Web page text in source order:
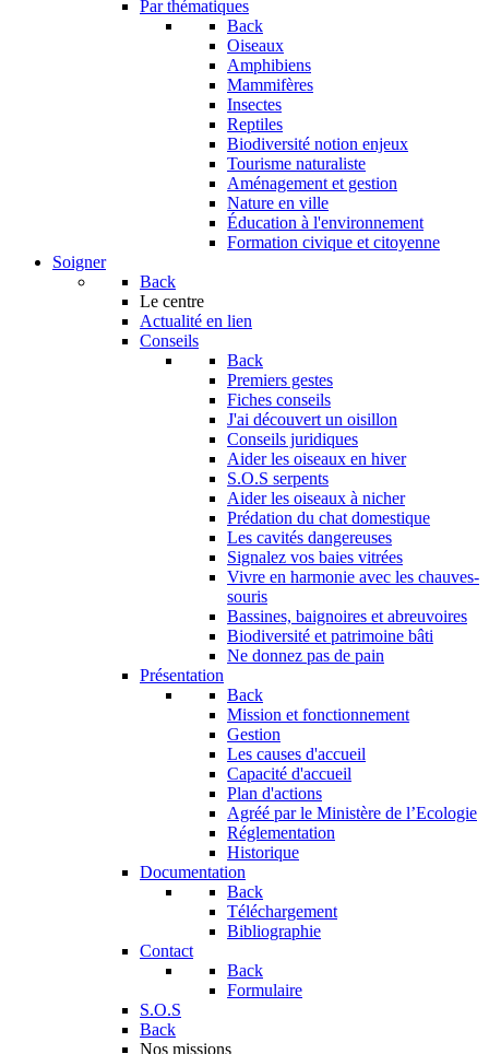
Par thématiques
Back
Oiseaux
Amphibiens
Mammifères
Insectes
Reptiles
Biodiversité notion enjeux
Tourisme naturaliste
Aménagement et gestion
Nature en ville
Éducation à l'environnement
Formation civique et citoyenne
Soigner
Back
Le centre
Actualité en lien
Conseils
Back
Premiers gestes
Fiches conseils
J'ai découvert un oisillon
Conseils juridiques
Aider les oiseaux en hiver
S.O.S serpents
Aider les oiseaux à nicher
Prédation du chat domestique
Les cavités dangereuses
Signalez vos baies vitrées
Vivre en harmonie avec les chauves-
souris
Bassines, baignoires et abreuvoires
Biodiversité et patrimoine bâti
Ne donnez pas de pain
Présentation
Back
Mission et fonctionnement
Gestion
Les causes d'accueil
Capacité d'accueil
Plan d'actions
Agréé par le Ministère de l’Ecologie
Réglementation
Historique
Documentation
Back
Téléchargement
Bibliographie
Contact
Back
Formulaire
S.O.S
Back
Nos missions